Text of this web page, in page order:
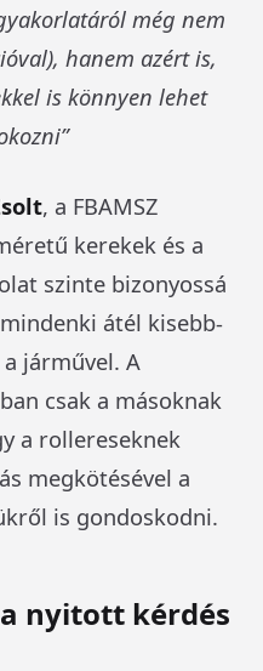
még nem
hanem azért is,
is könnyen lehet
, a FBAMSZ
kerekek és a
szinte bizonyossá
átél kisebb-
járművel. A
csak a másoknak
a rollereseknek
megkötésével a
is gondoskodni.
nyitott kérdés